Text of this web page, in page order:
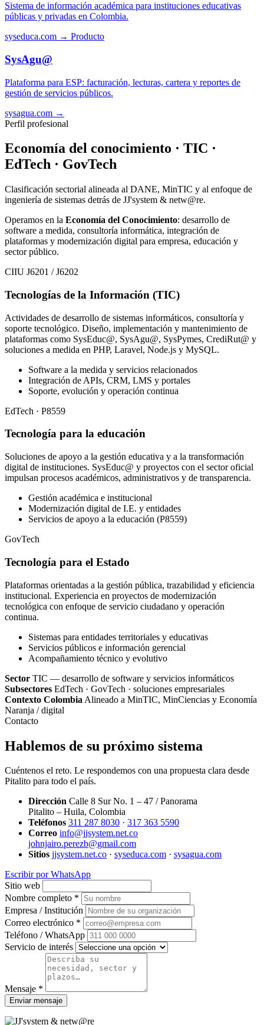
Sistema de información académica para instituciones educativas
públicas y privadas en Colombia.
syseduca.com → Producto
SysAgu@
Plataforma para ESP: facturación, lecturas, cartera y reportes de
gestión de servicios públicos.
sysagua.com →
Perfil profesional
Economía del conocimiento · TIC ·
EdTech · GovTech
Clasificación sectorial alineada al DANE, MinTIC y al enfoque de
ingeniería de sistemas detrás de JJ'system & netw@re.
Operamos en la Economía del Conocimiento: desarrollo de
software a medida, consultoría informática, integración de
plataformas y modernización digital para empresa, educación y
sector público.
CIIU J6201 / J6202
Tecnologías de la Información (TIC)
Actividades de desarrollo de sistemas informáticos, consultoría y
soporte tecnológico. Diseño, implementación y mantenimiento de
plataformas como SysEduc@, SysAgu@, SysPymes, CrediRut@ y
soluciones a medida en PHP, Laravel, Node.js y MySQL.
Software a la medida y servicios relacionados
Integración de APIs, CRM, LMS y portales
Soporte, evolución y operación continua
EdTech · P8559
Tecnología para la educación
Soluciones de apoyo a la gestión educativa y a la transformación
digital de instituciones. SysEduc@ y proyectos con el sector oficial
impulsan procesos académicos, administrativos y de transparencia.
Gestión académica e institucional
Modernización digital de I.E. y entidades
Servicios de apoyo a la educación (P8559)
GovTech
Tecnología para el Estado
Plataformas orientadas a la gestión pública, trazabilidad y eficiencia
institucional. Experiencia en proyectos de modernización
tecnológica con enfoque de servicio ciudadano y operación
continua.
Sistemas para entidades territoriales y educativas
Servicios públicos e información gerencial
Acompañamiento técnico y evolutivo
Sector TIC — desarrollo de software y servicios informáticos
Subsectores EdTech · GovTech · soluciones empresariales
Contexto Colombia Alineado a MinTIC, MinCiencias y Economía
Naranja / digital
Contacto
Hablemos de su próximo sistema
Cuéntenos el reto. Le respondemos con una propuesta clara desde
Pitalito para todo el país.
Dirección Calle 8 Sur No. 1 – 47 / Panorama
Pitalito – Huila, Colombia
Teléfonos 311 287 8030 · 317 363 5590
Correo info@jjsystem.net.co
johnjairo.perezb@gmail.com
Sitios jjsystem.net.co · syseduca.com · sysagua.com
Escribir por WhatsApp
Sitio web
Nombre completo *
Empresa / Institución
Correo electrónico *
Teléfono / WhatsApp
Servicio de interés
Mensaje *
Enviar mensaje